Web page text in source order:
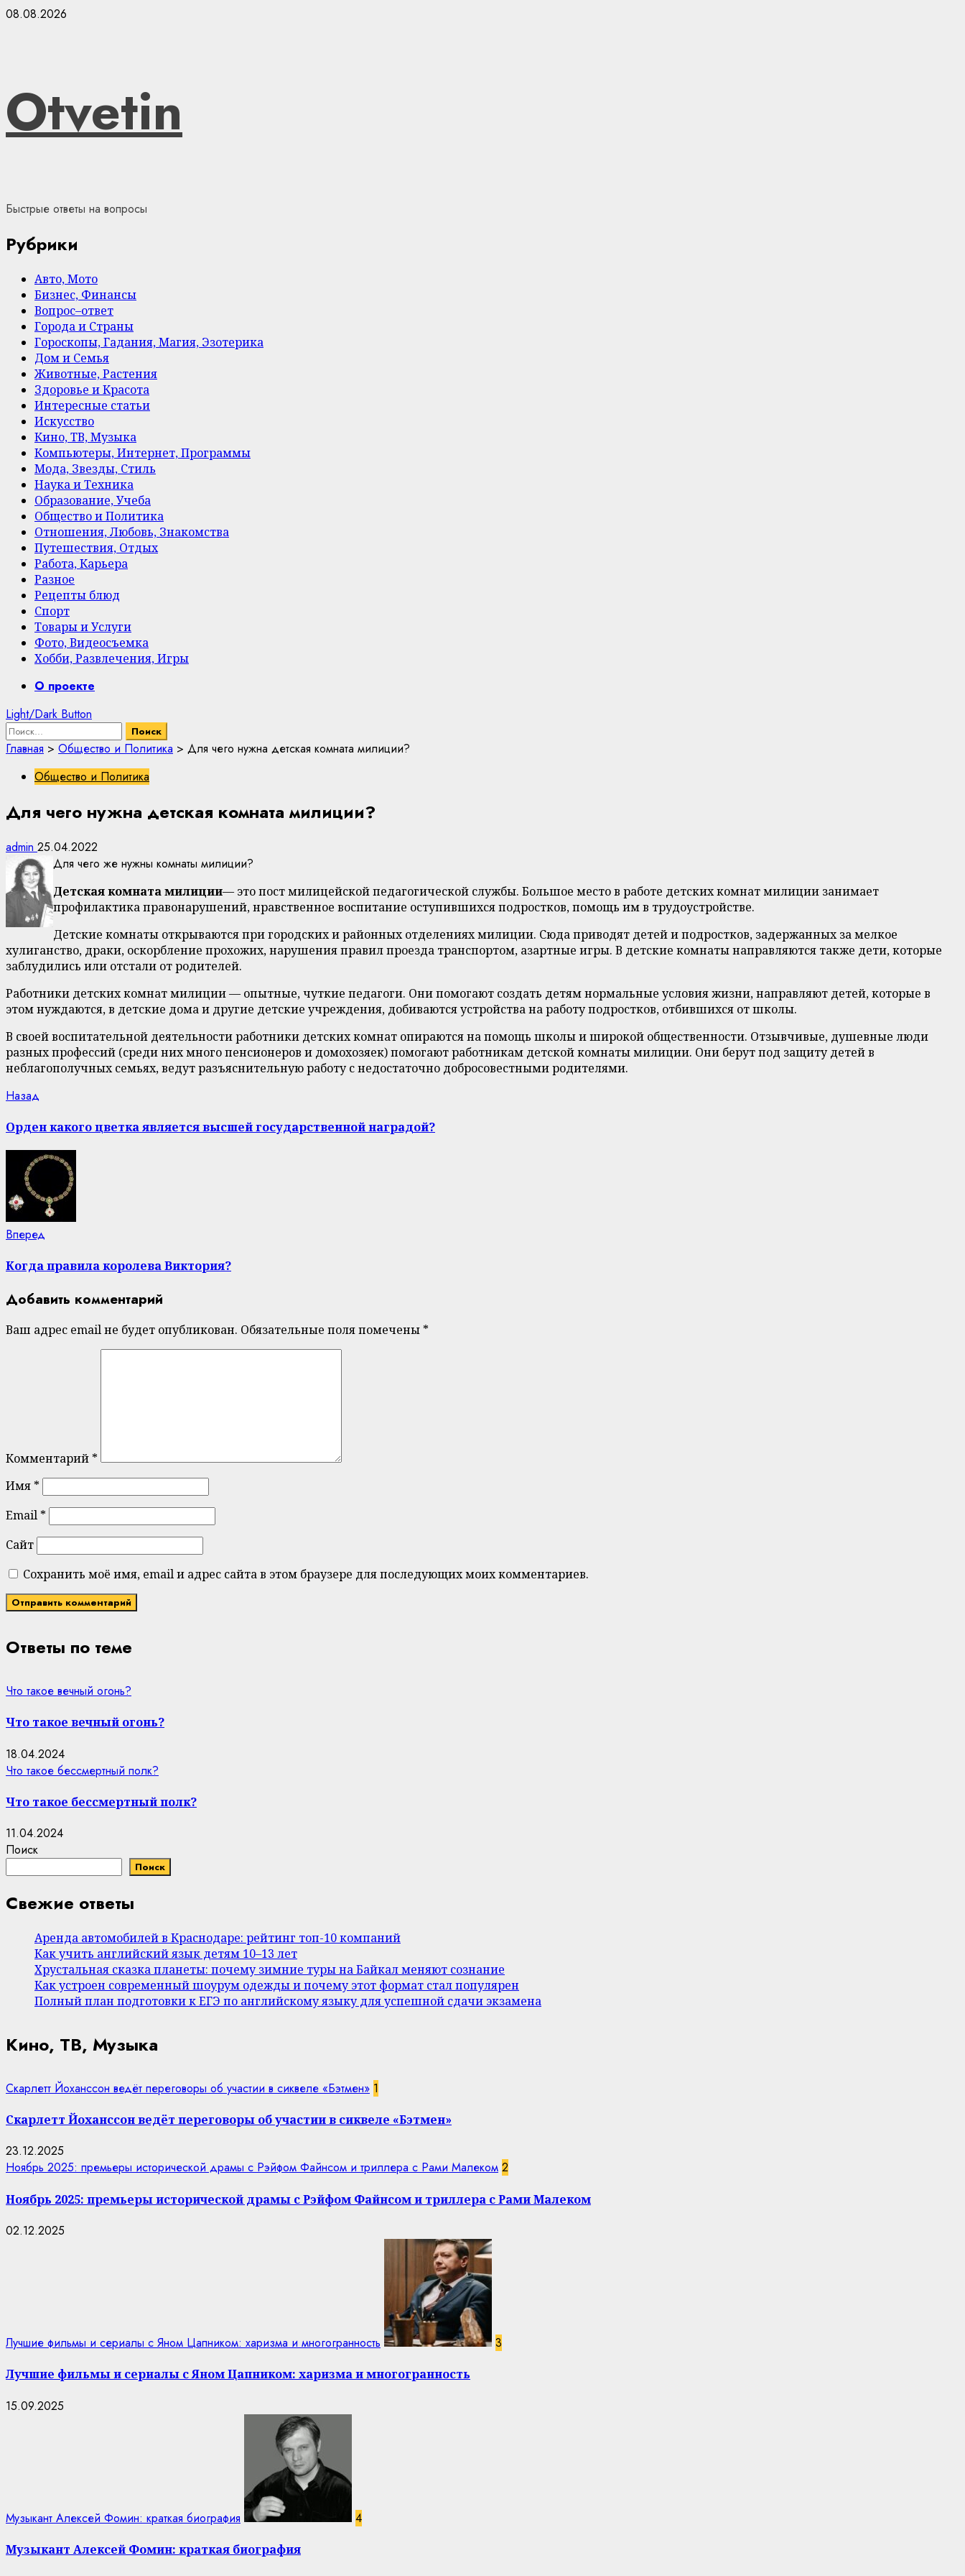
Skip
08.08.2026
Otvetin
Быстрые ответы на вопросы
Рубрики
Авто, Мото
Бизнес, Финансы
Вопрос–ответ
Города и Страны
Гороскопы, Гадания, Магия, Эзотерика
Дом и Семья
Животные, Растения
Здоровье и Красота
Интересные статьи
Искусство
Кино, ТВ, Музыка
Компьютеры, Интернет, Программы
Мода, Звезды, Стиль
Наука и Техника
Образование, Учеба
Общество и Политика
Отношения, Любовь, Знакомства
Путешествия, Отдых
Работа, Карьера
Разное
Рецепты блюд
Спорт
Товары и Услуги
Фото, Видеосъемка
Хобби, Развлечения, Игры
PrimaryО проекте
Light/Dark Button
Найти:
Главная > Общество и Политика > Для чего нужна детская комната милиции?
Общество и Политика
Для чего нужна детская комната милиции?
admin 25.04.2022
Для чего же нужны комнаты милиции?
Детская комната милиции— это пост милицейской педагогической службы. Большое место в работе детских комнат милиции занимает
профилактика правонарушений, нравственное воспитание оступившихся подростков, помощь им в трудоустройстве.
Детские комнаты открываются при городских и районных отделениях милиции. Сюда приводят детей и подростков, задержанных за мелкое
хулиганство, драки, оскорбление прохожих, нарушения правил проезда транспортом, азартные игры. В детские комнаты направляются также дети, которые
заблудились или отстали от родителей.
Работники детских комнат милиции — опытные, чуткие педагоги. Они помогают создать детям нормальные условия жизни, направляют детей, которые в
этом нуждаются, в детские дома и другие детские учреждения, добиваются устройства на работу подростков, отбившихся от школы.
В своей воспитательной деятельности работники детских комнат опираются на помощь школы и широкой общественности. Отзывчивые, душевные люди
разных профессий (среди них много пенсионеров и домохозяек) помогают работникам детской комнаты милиции. Они берут под защиту детей в
неблагополучных семьях, ведут разъяснительную работу с недостаточно добросовестными родителями.
Continue
Reading
Назад
Орден какого цветка является высшей государственной наградой?
Вперед
Когда правила королева Виктория?
Добавить комментарий
Ваш адрес email не будет опубликован. Обязательные поля помечены *
Комментарий *
Имя *
Email *
Сайт
Сохранить моё имя, email и адрес сайта в этом браузере для последующих моих комментариев.
Ответы по теме
Что такое вечный огонь?​
Что такое вечный огонь?​
18.04.2024
Что такое бессмертный полк?​
Что такое бессмертный полк?​
11.04.2024
Поиск
Поиск
Свежие ответы
Аренда автомобилей в Краснодаре: рейтинг топ-10 компаний
Как учить английский язык детям 10–13 лет
Хрустальная сказка планеты: почему зимние туры на Байкал меняют сознание
Как устроен современный шоурум одежды и почему этот формат стал популярен
Полный план подготовки к ЕГЭ по английскому языку для успешной сдачи экзамена
Кино, ТВ, Музыка
Скарлетт Йоханссон ведёт переговоры об участии в сиквеле «Бэтмен» 1
Скарлетт Йоханссон ведёт переговоры об участии в сиквеле «Бэтмен»
23.12.2025
Ноябрь 2025: премьеры исторической драмы с Рэйфом Файнсом и триллера с Рами Малеком 2
Ноябрь 2025: премьеры исторической драмы с Рэйфом Файнсом и триллера с Рами Малеком
02.12.2025
Лучшие фильмы и сериалы с Яном Цапником: харизма и многогранность 3
Лучшие фильмы и сериалы с Яном Цапником: харизма и многогранность
15.09.2025
Музыкант Алексей Фомин: краткая биография 4
Музыкант Алексей Фомин: краткая биография